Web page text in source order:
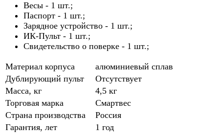
Весы - 1 шт.;
Паспорт - 1 шт.;
Зарядное устройство - 1 шт.;
ИК-Пульт - 1 шт.;
Свидетельство о поверке - 1 шт.;
Материал корпуса
алюминиевый сплав
Дублирующий пульт
Отсутствует
Масса, кг
4,5 кг
Торговая марка
Смартвес
Страна производства
Россия
Гарантия, лет
1 год